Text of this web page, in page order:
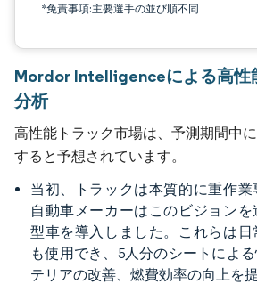
*免責事項:主要選手の並び順不同
Mordor Intelligenceによる高性
分析
高性能トラック市場は、予測期間中
すると予想されています。
当初、トラックは本質的に重作
自動車メーカーはこのビジョン
型車を導入しました。これらは
も使用でき、5人分のシートによ
テリアの改善、燃費効率の向上を提